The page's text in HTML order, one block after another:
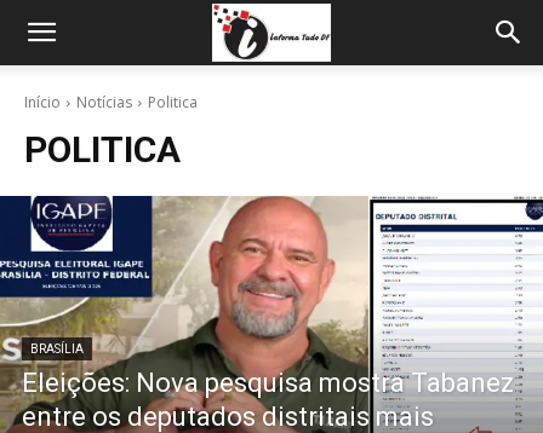
Início Notícias Politica
POLITICA
BRASÍLIA
Eleições: Nova pesquisa mostra Tabanez
entre os deputados distritais mais